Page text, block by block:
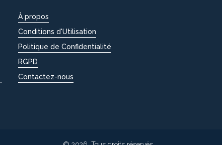
À propos
Conditions d'Utilisation
Politique de Confidentialité
RGPD
Contactez-nous